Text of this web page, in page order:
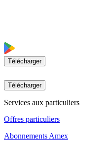
Télécharger
Télécharger
Services aux particuliers
Offres particuliers
Abonnements Amex